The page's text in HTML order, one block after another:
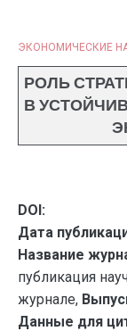
ЭКОНОМИЧЕСКИЕ
РОЛЬ
В
DOI:
Дата
Название
публикация
журнале,
Данные для